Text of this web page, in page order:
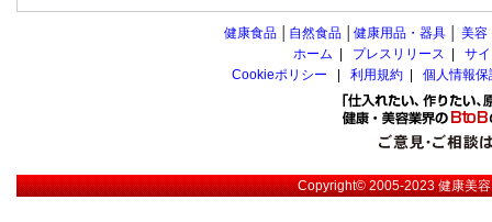
健康食品 自然食品 健康用品・器具 美容
ホーム
プレスリリース
サ
Cookieポリシー
利用規約 個人情報
Copyright© 2005-2023健康美